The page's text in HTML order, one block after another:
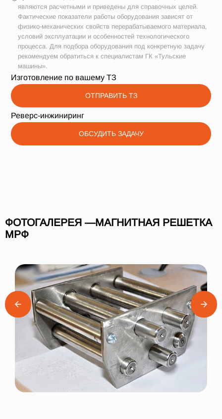
являются расчетными и приведены для справочных целей.
Фактические показатели работы оборудования зависят от
физико-механических свойств перерабатываемого материала,
условий эксплуатации и особенностей технологического
процесса. Для подбора оборудования под конкретную задачу
рекомендуем обратиться к специалистам ГК «Тульские
машины».
Изготовление по вашему ТЗ
ОТПРАВИТЬ ТЗ
Реверс-инжиниринг
ОБСУДИТЬ ЗАДАЧУ
ФОТОГАЛЕРЕЯ —МАГНИТНАЯ РЕШЕТКА
МРФ